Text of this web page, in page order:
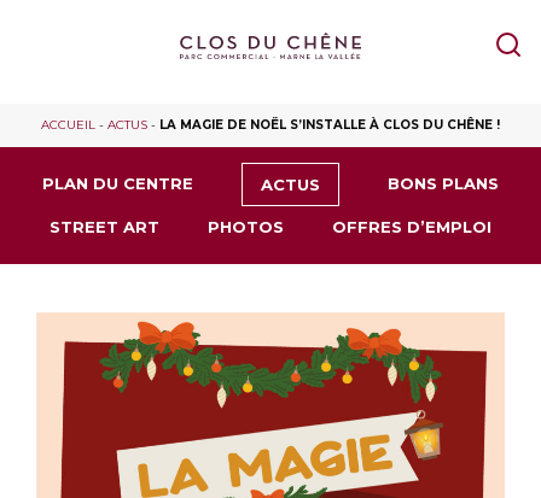
ACCUEIL - ACTUS - LA MAGIE DE NOËL S’INSTALLE À CLOS DU CHÊNE !
PLAN DU CENTRE ACTUS BONS PLANS
STREET ART PHOTOS OFFRES D’EMPLOI